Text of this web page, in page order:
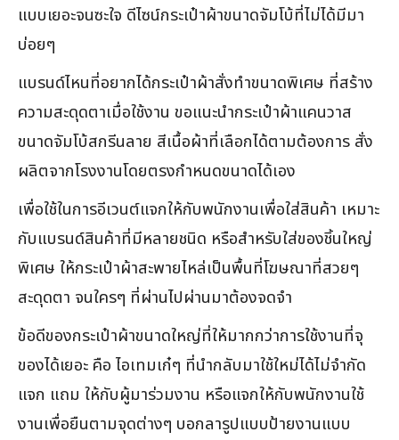
แบบเยอะจนซะใจ ดีไซน์กระเป๋าผ้าขนาดจัมโบ้ที่ไม่ได้มีมา
บ่อยๆ
แบรนด์ไหนที่อยากได้กระเป๋าผ้าสั่งทำขนาดพิเศษ ที่สร้าง
ความสะดุดตาเมื่อใช้งาน ขอแนะนำกระเป๋าผ้าแคนวาส
ขนาดจัมโบ้สกรีนลาย สีเนื้อผ้าที่เลือกได้ตามต้องการ สั่ง
ผลิตจากโรงงานโดยตรงกำหนดขนาดได้เอง
เพื่อใช้ในการอีเวนต์แจกให้กับพนักงานเพื่อใส่สินค้า เหมาะ
กับแบรนด์สินค้าที่มีหลายชนิด หรือสำหรับใส่ของชิ้นใหญ่
พิเศษ ให้กระเป๋าผ้าสะพายไหล่เป็นพื้นที่โฆษณาที่สวยๆ
สะดุดตา จนใครๆ ที่ผ่านไปผ่านมาต้องจดจำ
ข้อดีของกระเป๋าผ้าขนาดใหญ่ที่ให้มากกว่าการใช้งานที่จุ
ของได้เยอะ คือ ไอเทมเก๋ๆ ที่นำกลับมาใช้ใหม่ได้ไม่จำกัด
แจก แถม ให้กับผู้มาร่วมงาน หรือแจกให้กับพนักงานใช้
งานเพื่อยืนตามจุดต่างๆ บอกลารูปแบบป้ายงานแบบ